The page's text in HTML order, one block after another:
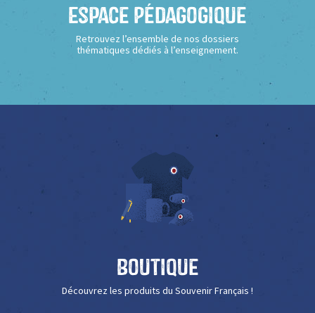
Espace Pédagogique
Retrouvez l’ensemble de nos dossiers
thématiques dédiés à l’enseignement.
Boutique
Découvrez les produits du Souvenir Français !